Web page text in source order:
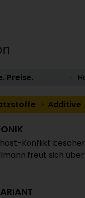
Preise.
Additive
Konflikt
freut sich